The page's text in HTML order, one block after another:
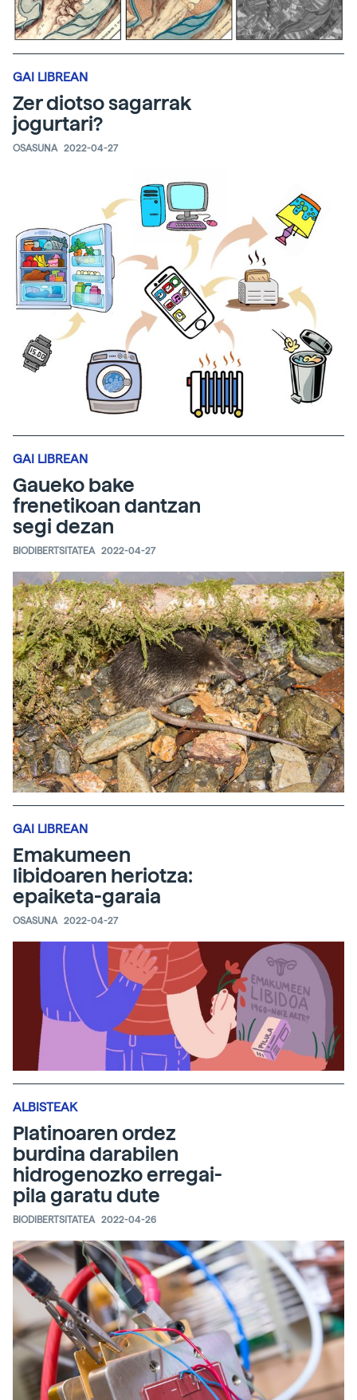
GAI LIBREAN
Zer diotso sagarrak
jogurtari?
OSASUNA 2022-04-27
GAI LIBREAN
Gaueko bake
frenetikoan dantzan
segi dezan
BIODIBERTSITATEA 2022-04-27
GAI LIBREAN
Emakumeen
libidoaren heriotza:
epaiketa-garaia
OSASUNA 2022-04-27
ALBISTEAK
Platinoaren ordez
burdina darabilen
hidrogenozko erregai-
pila garatu dute
BIODIBERTSITATEA 2022-04-26